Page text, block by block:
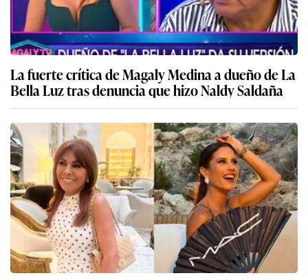
La fuerte crítica de Magaly Medina a dueño de La
Bella Luz tras denuncia que hizo Naldy Saldaña